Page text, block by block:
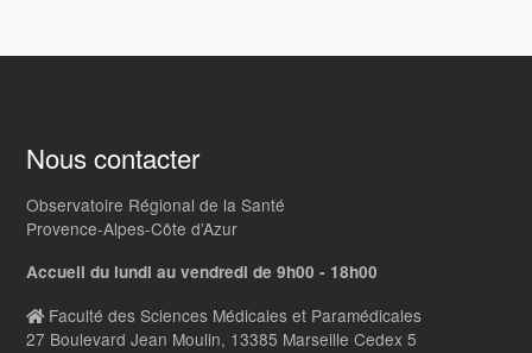
Nous contacter
Observatoire Régional de la Santé
Provence-Alpes-Côte d’Azur
Accueil du lundi au vendredi de 9h00 - 18h00
Faculté des Sciences Médicales et Paramédicales
27 Boulevard Jean Moulin, 13385 Marseille Cedex 5